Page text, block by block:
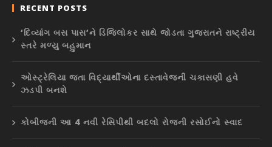
RECENT POSTS
‘દિવ્યાંગ બસ પાસ’ને ડિજિલોકર સાથે જોડતા ગુજરાતને રાષ્ટ્રીય
સ્તરે મળ્યુ બહુમાન
ઓસ્ટ્રેલિયા જતા વિદ્યાર્થીઓના દસ્તાવેજની ચકાસણી હવે
ઝડપી બનશે
કોબીજની આ 4 નવી રેસિપીથી બદલો રોજની રસોઈનો સ્વાદ